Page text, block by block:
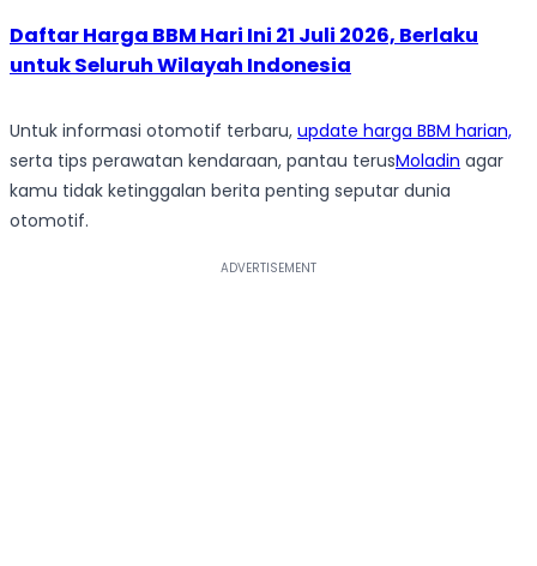
Daftar Harga BBM Hari Ini 21 Juli 2026, Berlaku
untuk Seluruh Wilayah Indonesia
Untuk informasi otomotif terbaru, update harga BBM harian,
serta tips perawatan kendaraan, pantau terusMoladin agar
kamu tidak ketinggalan berita penting seputar dunia
otomotif.